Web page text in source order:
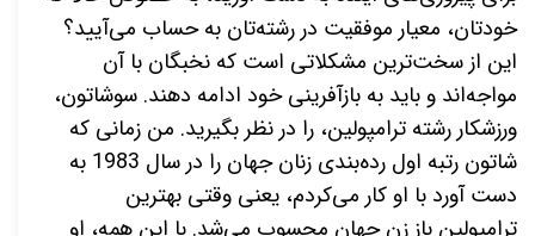
خودتان، معیار موفقیت در رشته‌تان به حساب می‌آیید؟
این از سخت‌ترین مشکلاتی است که نخبگان با آن
مواجه‌اند و باید به بازآفرینی خود ادامه دهند. سوشاتون،
ورزشکار رشته ترامپولین، را در نظر بگیرید. من زمانی که
شاتون رتبه اول رده‌بندی زنان جهان را در سال 1983 به
دست آورد با او کار می‌کردم، یعنی وقتی بهترین
ترامپولین باز زن جهان محسوب می‌شد. با این همه، او